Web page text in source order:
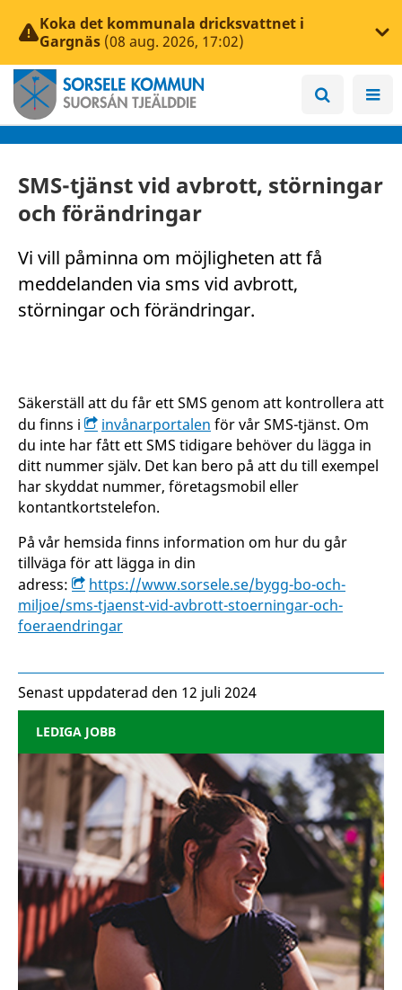
Koka det kommunala dricksvattnet i
Gargnäs (08 aug. 2026, 17:02)
SMS-tjänst vid avbrott, störningar
och förändringar
Vi vill påminna om möjligheten att få
meddelanden via sms vid avbrott,
störningar och förändringar.
Säkerställ att du får ett SMS genom att kontrollera att
du finns i
invånarportalen för vår SMS-tjänst. Om
du inte har fått ett SMS tidigare behöver du lägga in
ditt nummer själv. Det kan bero på att du till exempel
har skyddat nummer, företagsmobil eller
kontantkortstelefon.
På vår hemsida finns information om hur du går
tillväga för att lägga in din
adress:
https://www.sorsele.se/bygg-bo-och-
miljoe/sms-tjaenst-vid-avbrott-stoerningar-och-
foeraendringar
Senast uppdaterad den 12 juli 2024
LEDIGA JOBB